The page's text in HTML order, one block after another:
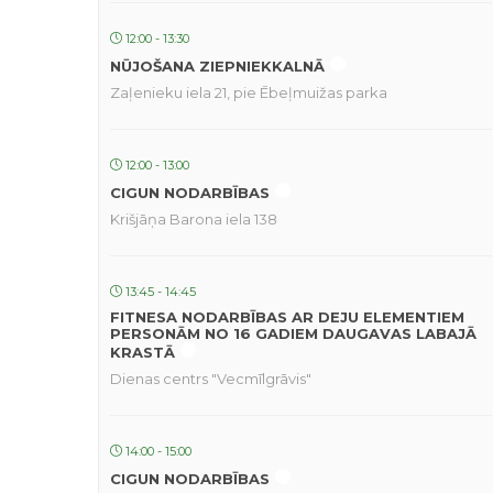
12:00 - 13:30
NŪJOŠANA ZIEPNIEKKALNĀ
Zaļenieku iela 21, pie Ēbeļmuižas parka
12:00 - 13:00
CIGUN NODARBĪBAS
Krišjāņa Barona iela 138
13:45 - 14:45
FITNESA NODARBĪBAS AR DEJU ELEMENTIEM
PERSONĀM NO 16 GADIEM DAUGAVAS LABAJĀ
KRASTĀ
Dienas centrs "Vecmīlgrāvis"
14:00 - 15:00
CIGUN NODARBĪBAS